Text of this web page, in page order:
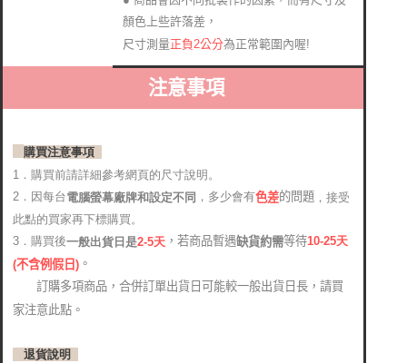
顏色上些許落差 ，
尺寸測量正負2公分為正常範圍內喔!
注意事項
購買注意事項
1．購買前請詳細參考網頁的尺寸說明。
2．因每台電腦螢幕廠牌和設定不同 ，多少會有色差的問題 ，接受
此點的買家再下標購買。
3．購買後一般出貨日是2-5天 ，若商品暫遇缺貨約需等待10-25天
(不含例假日) 。
訂購多項商品，合併訂單出貨日可能較一般出貨日長，請買
家注意此點。
退貨說明